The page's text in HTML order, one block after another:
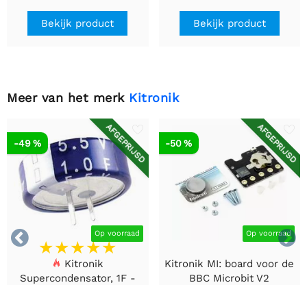
Bekijk product Bekijk product
Meer van het merk Kitronik


AFGEPRIJSD
Op voorraad
-49 %
Kitronik
Supercondensator, 1F -
AFGEPRIJSD
Op voorraad
-50 %
Kitronik MI: board voor de
BBC Microbit V2